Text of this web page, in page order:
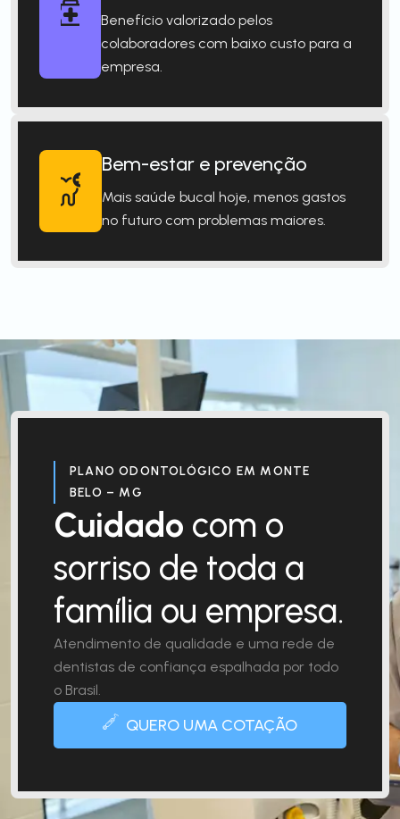
Benefício valorizado pelos
colaboradores com baixo custo para a
empresa.
Bem-estar e prevenção
Mais saúde bucal hoje, menos gastos
no futuro com problemas maiores.
PLANO ODONTOLÓGICO EM MONTE
BELO – MG
Cuidado com o
sorriso de toda a
família ou empresa.
Atendimento de qualidade e uma rede de
dentistas de confiança espalhada por todo
o Brasil.
QUERO UMA COTAÇÃO